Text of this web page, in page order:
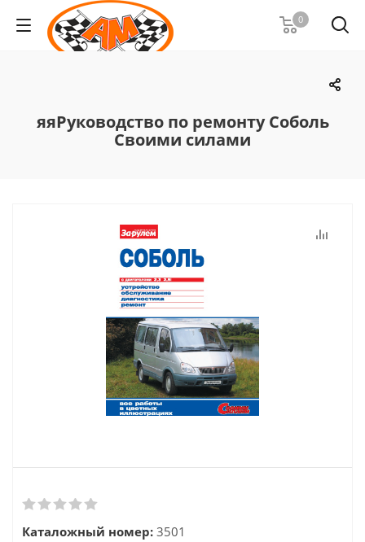
0
яяРуководство по ремонту Соболь
Своими силами
Каталожный номер: 3501